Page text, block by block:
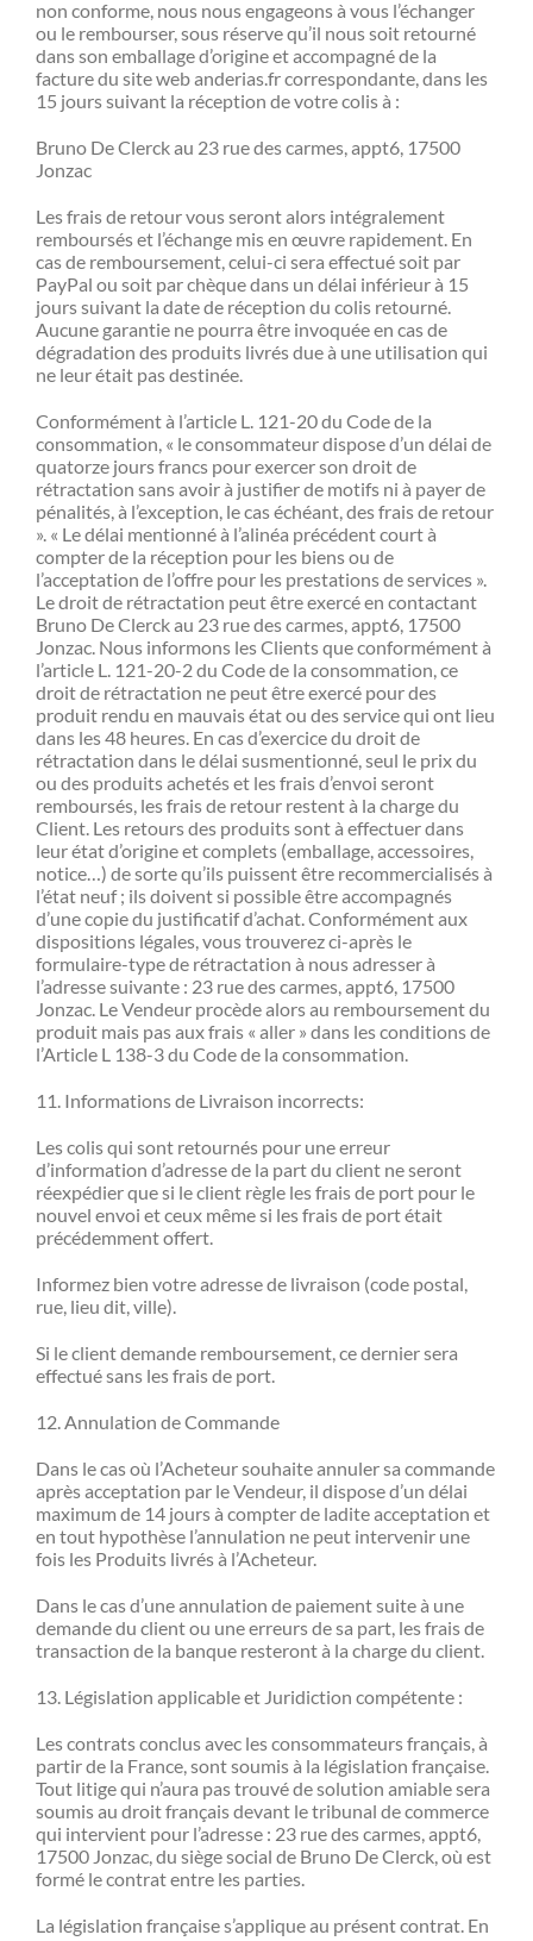
non conforme, nous nous engageons à vous l’échanger
ou le rembourser, sous réserve qu’il nous soit retourné
dans son emballage d’origine et accompagné de la
facture du site web anderias.fr correspondante, dans les
15 jours suivant la réception de votre colis à :
Bruno De Clerck au 23 rue des carmes, appt6, 17500
Jonzac
Les frais de retour vous seront alors intégralement
remboursés et l’échange mis en œuvre rapidement. En
cas de remboursement, celui-ci sera effectué soit par
PayPal ou soit par chèque dans un délai inférieur à 15
jours suivant la date de réception du colis retourné.
Aucune garantie ne pourra être invoquée en cas de
dégradation des produits livrés due à une utilisation qui
ne leur était pas destinée.
Conformément à l’article L. 121-20 du Code de la
consommation, « le consommateur dispose d’un délai de
quatorze jours francs pour exercer son droit de
rétractation sans avoir à justifier de motifs ni à payer de
pénalités, à l’exception, le cas échéant, des frais de retour
». « Le délai mentionné à l’alinéa précédent court à
compter de la réception pour les biens ou de
l’acceptation de l’offre pour les prestations de services ».
Le droit de rétractation peut être exercé en contactant
Bruno De Clerck au 23 rue des carmes, appt6, 17500
Jonzac. Nous informons les Clients que conformément à
l’article L. 121-20-2 du Code de la consommation, ce
droit de rétractation ne peut être exercé pour des
produit rendu en mauvais état ou des service qui ont lieu
dans les 48 heures. En cas d’exercice du droit de
rétractation dans le délai susmentionné, seul le prix du
ou des produits achetés et les frais d’envoi seront
remboursés, les frais de retour restent à la charge du
Client. Les retours des produits sont à effectuer dans
leur état d’origine et complets (emballage, accessoires,
notice…) de sorte qu’ils puissent être recommercialisés à
l’état neuf ; ils doivent si possible être accompagnés
d’une copie du justificatif d’achat. Conformément aux
dispositions légales, vous trouverez ci-après le
formulaire-type de rétractation à nous adresser à
l’adresse suivante : 23 rue des carmes, appt6, 17500
Jonzac. Le Vendeur procède alors au remboursement du
produit mais pas aux frais « aller » dans les conditions de
l’Article L 138-3 du Code de la consommation.
11. Informations de Livraison incorrects:
Les colis qui sont retournés pour une erreur
d’information d’adresse de la part du client ne seront
réexpédier que si le client règle les frais de port pour le
nouvel envoi et ceux même si les frais de port était
précédemment offert.
Informez bien votre adresse de livraison (code postal,
rue, lieu dit, ville).
Si le client demande remboursement, ce dernier sera
effectué sans les frais de port.
12. Annulation de Commande
Dans le cas où l’Acheteur souhaite annuler sa commande
après acceptation par le Vendeur, il dispose d’un délai
maximum de 14 jours à compter de ladite acceptation et
en tout hypothèse l’annulation ne peut intervenir une
fois les Produits livrés à l’Acheteur.
Dans le cas d’une annulation de paiement suite à une
demande du client ou une erreurs de sa part, les frais de
transaction de la banque resteront à la charge du client.
13. Législation applicable et Juridiction compétente :
Les contrats conclus avec les consommateurs français, à
partir de la France, sont soumis à la législation française.
Tout litige qui n’aura pas trouvé de solution amiable sera
soumis au droit français devant le tribunal de commerce
qui intervient pour l’adresse : 23 rue des carmes, appt6,
17500 Jonzac, du siège social de Bruno De Clerck, où est
formé le contrat entre les parties.
La législation française s’applique au présent contrat. En